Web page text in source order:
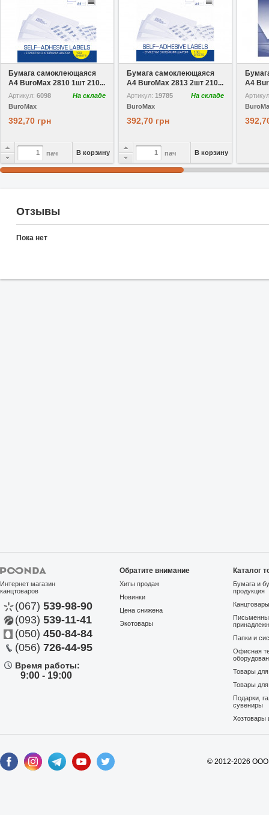
В избранное
Бумага самоклеющаяся
A4 BuroMax 2810 1шт 210...
Артикул: 6098
На складе
BuroMax
392,70 грн
пач В корзину
В избранное
Бумага самоклеющаяся
A4 BuroMax 2813 2шт 210...
Артикул: 19785
На складе
BuroMax
392,70 грн
пач В корзину
A4
Отзывы
Пока нет
Интернет магазин
канцтоваров
(067) 539-98-90
(093) 539-11-41
(050) 450-84-84
(056) 726-44-95
Время работы:
9:00 - 19:00
Обратите внимание
Хиты продаж
Новинки
Цена снижена
Экотовары
Каталог
Бумага и
продукция
Папки и
Офисная
Товары
Товары
Подарки,
сувениры
Хозтовары
© 2012-2026